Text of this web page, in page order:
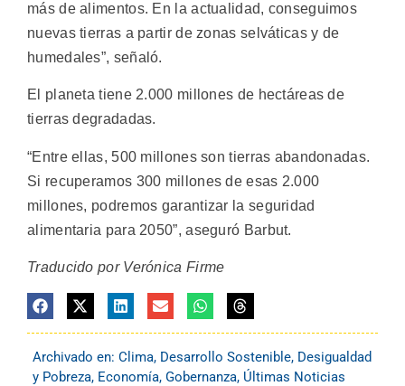
más de alimentos. En la actualidad, conseguimos
nuevas tierras a partir de zonas selváticas y de
humedales”, señaló.
El planeta tiene 2.000 millones de hectáreas de
tierras degradadas.
“Entre ellas, 500 millones son tierras abandonadas.
Si recuperamos 300 millones de esas 2.000
millones, podremos garantizar la seguridad
alimentaria para 2050”, aseguró Barbut.
Traducido por Verónica Firme
Archivado en: Clima, Desarrollo Sostenible, Desigualdad
y Pobreza, Economía, Gobernanza, Últimas Noticias